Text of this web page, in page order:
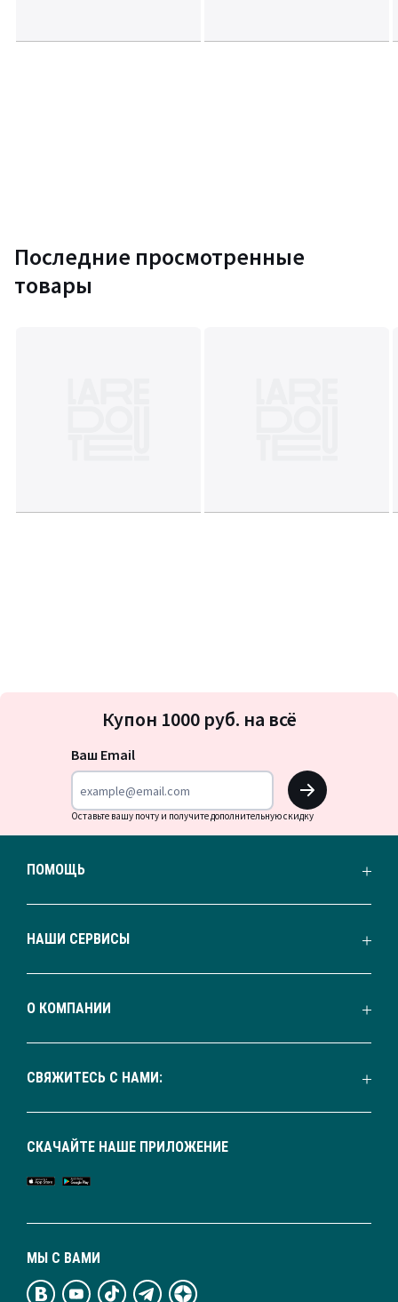
Последние просмотренные
товары
на
Купон 1000 руб. на всё
Ваш Email
OK
Оставьте вашу почту и получите дополнительную скидку
ПОМОЩЬ
НАШИ СЕРВИСЫ
О КОМПАНИИ
СВЯЖИТЕСЬ С НАМИ:
МЫ С ВАМИ
СКАЧАЙТЕ НАШЕ ПРИЛОЖЕНИЕ